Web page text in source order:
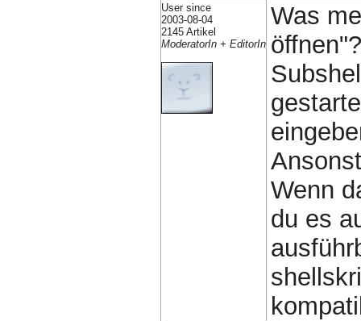
User since
2003-08-04
2145 Artikel
ModeratorIn + EditorIn
Was
öffnen"?
Wenn
du es